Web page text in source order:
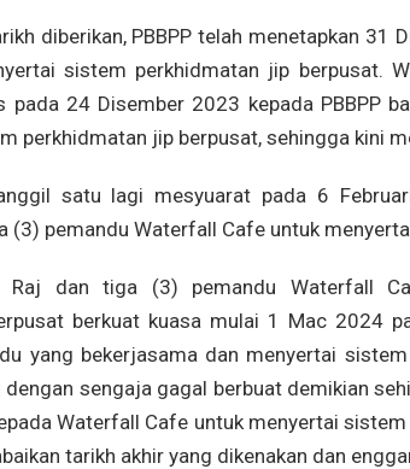
diberikan, PBBPP telah menetapkan 31
sistem perkhidmatan jip berpusat.
pada 24 Disember 2023 kepada PBBPP
perkhidmatan jip berpusat, sehingga kini
satu lagi mesyuarat pada 6
(3) pemandu Waterfall Cafe untuk
Raj dan tiga (3) pemandu Waterfall
berkuat kuasa mulai 1 Mac 2024
yang bekerjasama dan menyertai
sengaja gagal berbuat demikian
Waterfall Cafe untuk menyertai
tarikh akhir yang dikenakan dan